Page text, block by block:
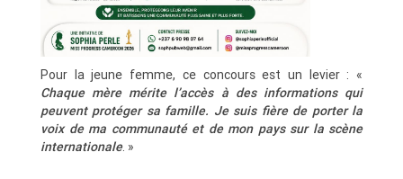
Pour la jeune femme, ce concours est un levier : «
Chaque mère mérite l’accès à des informations qui
peuvent protéger sa famille. Je suis fière de porter la
voix de ma communauté et de mon pays sur la scène
internationale. »